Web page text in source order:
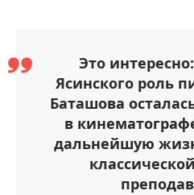
Это
Ясинского роль
Баташова
в
дальнейшую